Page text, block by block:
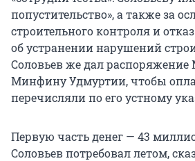
попустительство», а также за
строительного контроля и
об устранении нарушений
Соловьев же дал
Минфину Удмуртии, чтобы
перечисляли по его устному
Первую часть денег — 43
Соловьев потребовал летом,